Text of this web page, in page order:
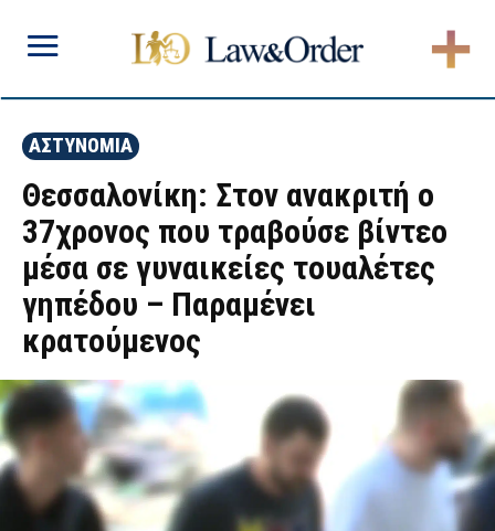
ΑΣΤΥΝΟΜΙΑ
Θεσσαλονίκη: Στον ανακριτή ο
37χρονος που τραβούσε βίντεο
μέσα σε γυναικείες τουαλέτες
γηπέδου – Παραμένει
κρατούμενος